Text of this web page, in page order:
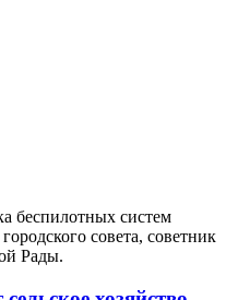
беспилотных систем
совета, советник
Рады.